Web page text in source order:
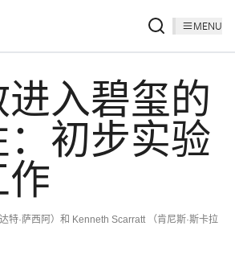
MENU
入碧玺的
初步实验
特·萨西阿）和 Kenneth Scarratt （肯尼斯·斯卡拉